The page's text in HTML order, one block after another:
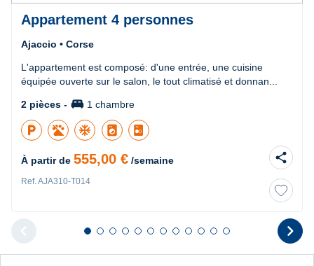
Diapositive
Appartement 4 personnes
Ajaccio • Corse
L'appartement est composé: d'une entrée, une cuisine
équipée ouverte sur le salon, le tout climatisé et donnan...
2 pièces - king_bed 1 chambre
local_parking ac_unit local_laundry_service
À partir de 555,00 € /semaine
Ref. AJA310-T014
share
chevron_right
Diapositive 1 sur 12
Diapositive 2 sur 12
Diapositive 3 sur 12
Diapositive 4 sur 12
Diapositive 5 sur 12
Diapositive 6 sur 12
Diapositive 7 sur 12
Diapositive 8 sur 12
Diapositive 9 sur 12
Diapositive 10 sur 12
Diapositive 11 sur 12
Diapositive 12 sur